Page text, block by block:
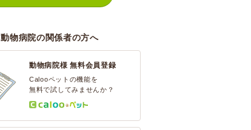
動物病院の関係者の方へ
動物病院様 無料会員登録
Calooペットの機能を
無料で試してみませんか？